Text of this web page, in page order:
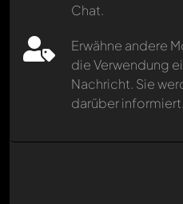
Chat.
Erwähne andere
die Verwendung
Nachricht. Sie
darüber informiert.